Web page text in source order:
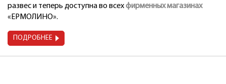
развес и теперь доступна во всехфирменных магазинах
«ЕРМОЛИНО».
ПОДРОБНЕЕ